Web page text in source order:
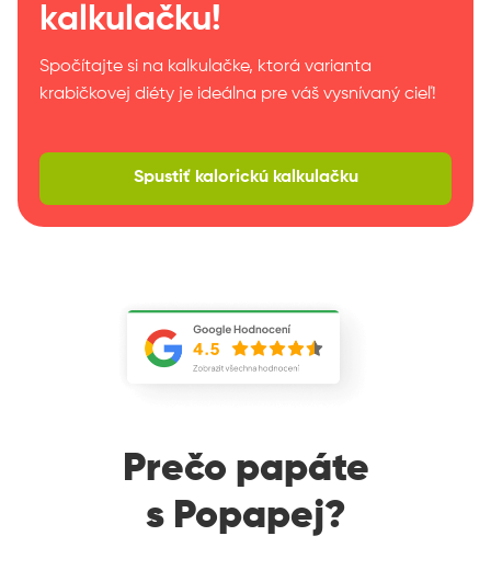
kalkulačku!
Spočítajte si na kalkulačke, ktorá varianta
krabičkovej diéty je ideálna pre váš vysnívaný cieľ!
Spustiť kalorickú kalkulačku
Prečo papáte
s Popapej?